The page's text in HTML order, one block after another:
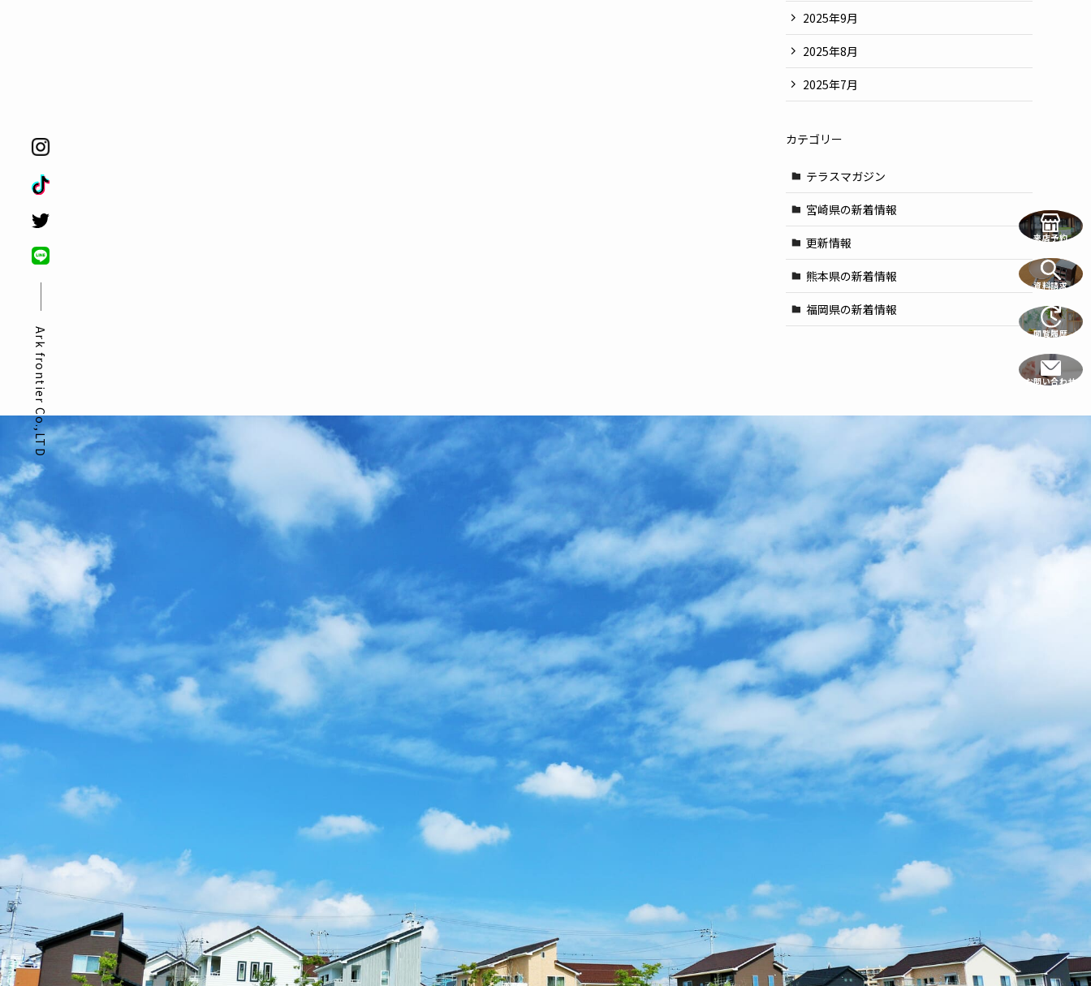
Ark frontier Co.,LTD
来店予約
資料請求
閲覧履歴
お問い合わせ
2025年9月
2025年8月
2025年7月
カテゴリー
テラスマガジン
宮崎県の新着情報
更新情報
熊本県の新着情報
福岡県の新着情報